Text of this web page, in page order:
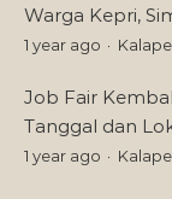
Warga Kepri,
1 year ago
Job Fair
Tanggal dan
1 year ago